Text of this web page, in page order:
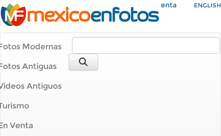
Mi Cuenta ENGLISH
Modernas
Antiguas
Antiguos
Venta